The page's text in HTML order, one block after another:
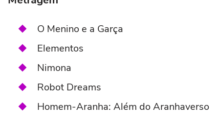
O Menino e a Garça
Elementos
Nimona
Robot Dreams
Homem-Aranha: Além do Aranhaverso